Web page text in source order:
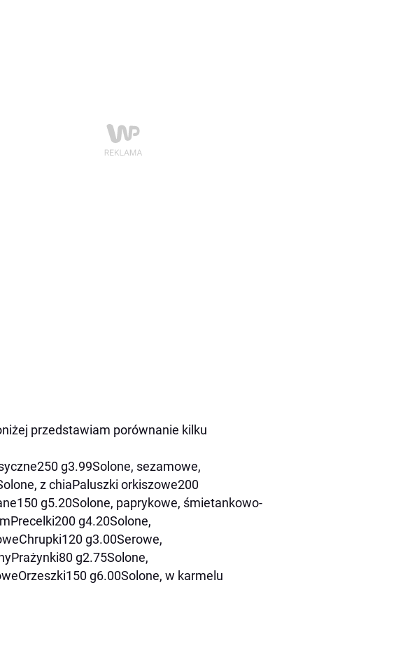
przedstawiam porównanie kilku
g3.99Solone, sezamowe,
z chiaPaluszki orkiszowe200
g5.20Solone, paprykowe, śmietankowo-
g4.20Solone,
g3.00Serowe,
g2.75Solone,
g6.00Solone, w karmelu